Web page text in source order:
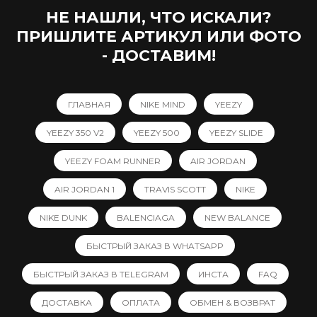
НЕ НАШЛИ, ЧТО ИСКАЛИ?
ПРИШЛИТЕ АРТИКУЛ ИЛИ ФОТО
- ДОСТАВИМ!
ГЛАВНАЯ NIKE MIND YEEZY
YEEZY 350 V2 YEEZY 500 YEEZY SLIDE
YEEZY FOAM RUNNER AIR JORDAN
AIR JORDAN 1 TRAVIS SCOTT NIKE
NIKE DUNK BALENCIAGA NEW BALANCE
БЫСТРЫЙ ЗАКАЗ В WHATSAPP
БЫСТРЫЙ ЗАКАЗ В TELEGRAM ИНСТА FAQ
ДОСТАВКА ОПЛАТА ОБМЕН & ВОЗВРАТ